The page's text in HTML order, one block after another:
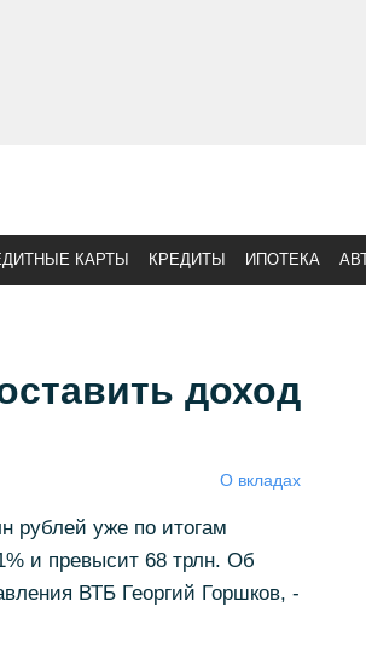
КАРТЫ КРЕДИТЫ ИПОТЕКА
доход
О вкладах
рублей уже по итогам
и превысит 68 трлн. Об
ВТБ Георгий Горшков, -